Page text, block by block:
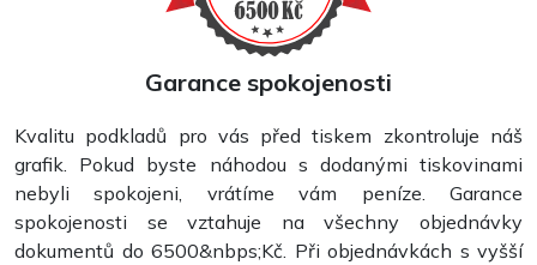
Garance spokojenosti
Kvalitu podkladů pro vás před tiskem zkontroluje náš
grafik. Pokud byste náhodou s dodanými tiskovinami
nebyli spokojeni, vrátíme vám peníze. Garance
spokojenosti se vztahuje na všechny objednávky
dokumentů do 6500&nbps;Kč. Při objednávkách s vyšší